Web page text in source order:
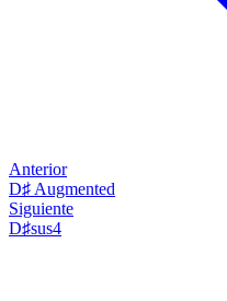
Anterior
D♯ Augmented
Siguiente
D♯sus4